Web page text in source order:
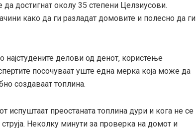
достигнат околу 35 степени Целзиусови.
како да ги разладат домовите и полесно да ги
делови од денот, користење
посочуваат уште една мерка која може да
создаваат топлина.
преостаната топлина дури и кога не се
Неколку минути за проверка на домот и